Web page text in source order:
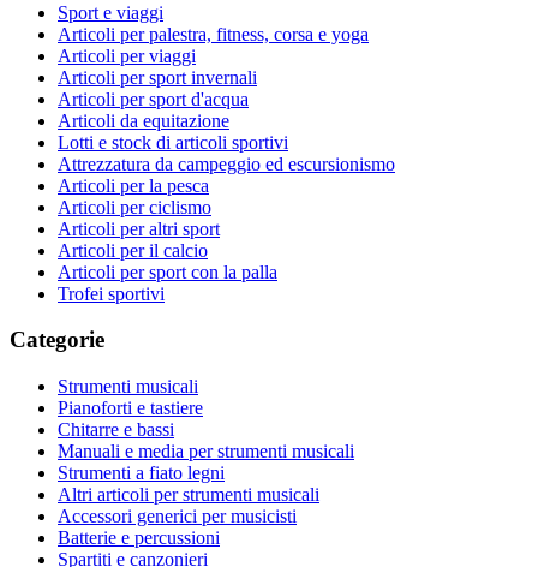
Sport e viaggi
Articoli per palestra, fitness, corsa e yoga
Articoli per viaggi
Articoli per sport invernali
Articoli per sport d'acqua
Articoli da equitazione
Lotti e stock di articoli sportivi
Attrezzatura da campeggio ed escursionismo
Articoli per la pesca
Articoli per ciclismo
Articoli per altri sport
Articoli per il calcio
Articoli per sport con la palla
Trofei sportivi
Categorie
Strumenti musicali
Pianoforti e tastiere
Chitarre e bassi
Manuali e media per strumenti musicali
Strumenti a fiato legni
Altri articoli per strumenti musicali
Accessori generici per musicisti
Batterie e percussioni
Spartiti e canzonieri